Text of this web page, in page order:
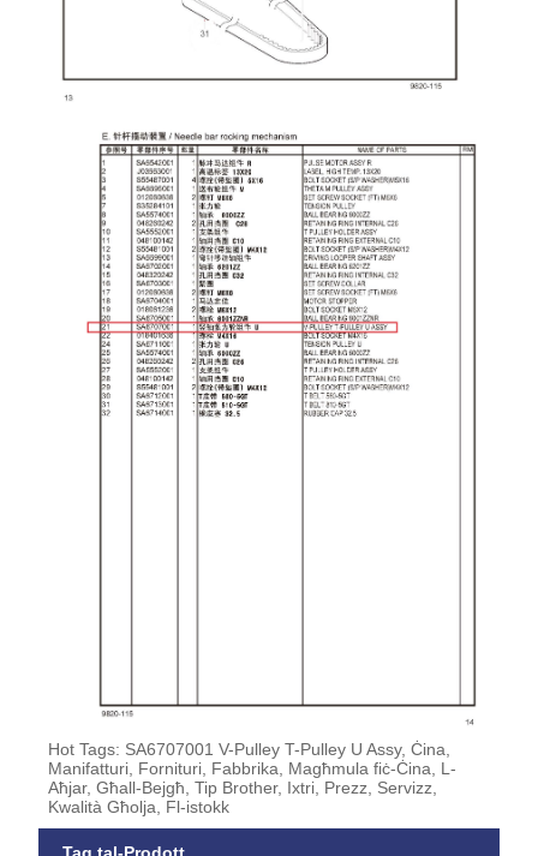
Hot Tags: SA6707001 V-Pulley T-Pulley U Assy, Ċina,
Manifatturi, Fornituri, Fabbrika, Magħmula fiċ-Ċina, L-
Aħjar, Għall-Bejgħ, Tip Brother, Ixtri, Prezz, Servizz,
Kwalità Għolja, Fl-istokk